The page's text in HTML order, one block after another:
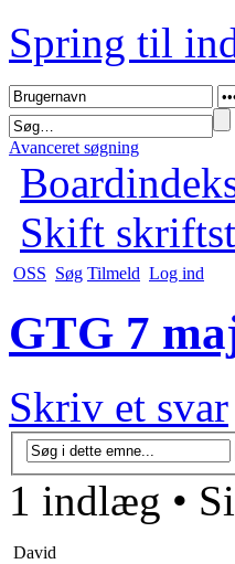
Spring til
Avanceret søgning
Skift
OSS Søg Tilmeld Log ind
GTG 7
Skriv et svar
1 indlæg •
David